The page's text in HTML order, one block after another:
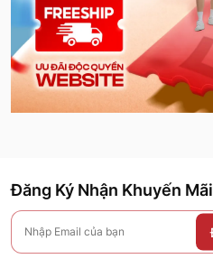
Đăng Ký Nhận Khuyến Mãi